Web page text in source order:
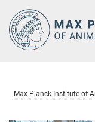
Main-
Content
Max Planck Institute of